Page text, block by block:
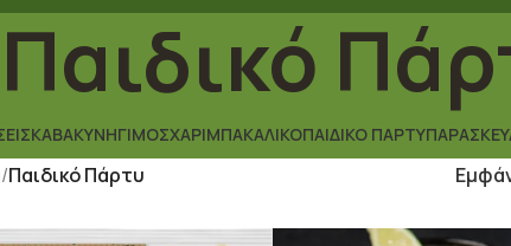
Παιδικό
ΚΆΒΑΚΥΝΉΓΙΜΟΣΧΆΡΙΜΠΑΚΆΛΙΚΟΠΑΙΔΙΚΌ ΠΆΡΤΥ
/Παιδικό Πάρτυ